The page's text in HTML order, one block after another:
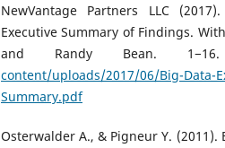
NewVantage Partners LLC
Executive Summary of Findings.
and Randy Bean.
content/uploads/2017/06/Big-Data-
Summary.pdf
Osterwalder A., & Pigneur Y.